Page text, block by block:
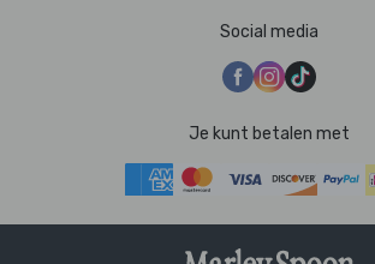
Social media
Je kunt betalen met